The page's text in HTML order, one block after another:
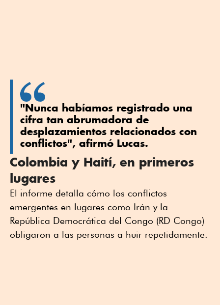
"Nunca habíamos registrado una
cifra tan abrumadora de
desplazamientos relacionados con
conflictos", afirmó Lucas.
Colombia y Haití, en primeros
lugares
El informe detalla cómo los conflictos
emergentes en lugares como Irán y la
República Democrática del Congo (RD Congo)
obligaron a las personas a huir repetidamente.